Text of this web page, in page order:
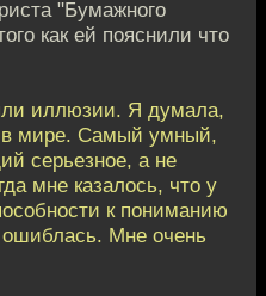
"Бумажного
как ей пояснили что
иллюзии. Я думала,
в мире. Самый умный,
серьезное, а не
мне казалось, что у
к пониманию
Мне очень